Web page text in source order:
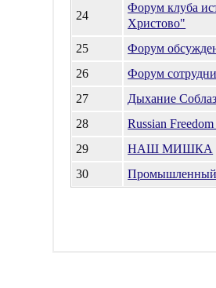
24
Форум клуба
Христово"
25 Форум
26
Форум
27
Дыхание
28
Russian
29
НАШ МИШКА
30
Промышленный